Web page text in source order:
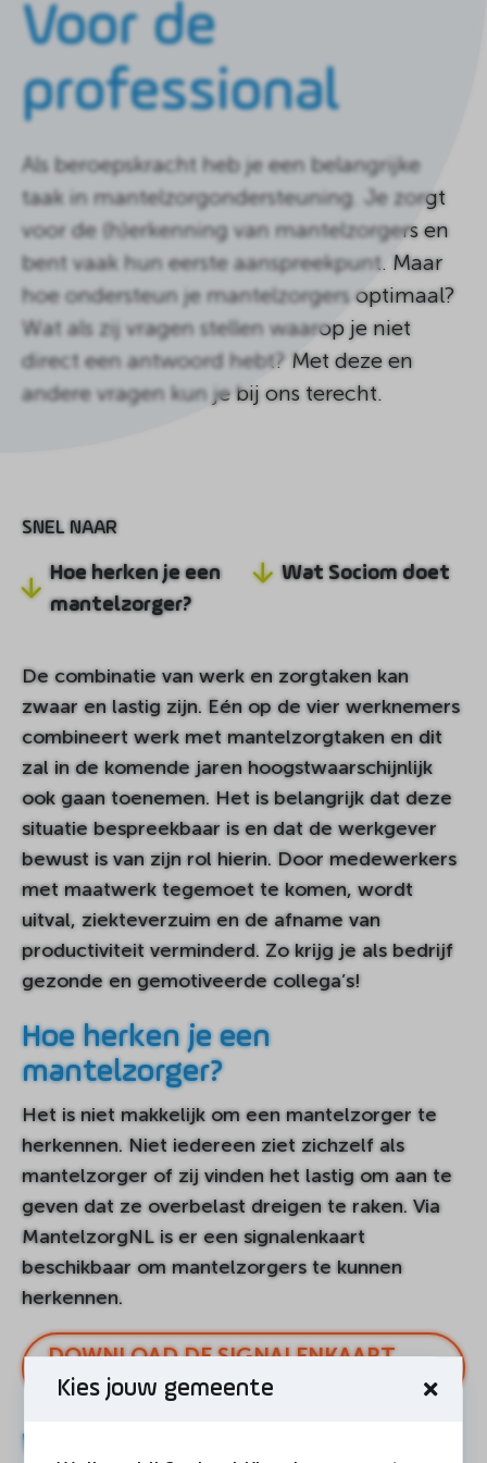
de
homepagina
Voor de
professional
Als beroepskracht heb je een belangrijke
taak in mantelzorgondersteuning. Je zorgt
voor de (h)erkenning van mantelzorgers en
bent vaak hun eerste aanspreekpunt. Maar
hoe ondersteun je mantelzorgers optimaal?
Wat als zij vragen stellen waarop je niet
direct een antwoord hebt? Met deze en
andere vragen kun je bij ons terecht.
SNEL NAAR
Hoe herken je een
mantelzorger?
Wat Sociom doet
De combinatie van werk en zorgtaken kan
zwaar en lastig zijn. Eén op de vier werknemers
combineert werk met mantelzorgtaken en dit
zal in de komende jaren hoogstwaarschijnlijk
ook gaan toenemen. Het is belangrijk dat deze
situatie bespreekbaar is en dat de werkgever
bewust is van zijn rol hierin. Door medewerkers
met maatwerk tegemoet te komen, wordt
uitval, ziekteverzuim en de afname van
productiviteit verminderd. Zo krijg je als bedrijf
gezonde en gemotiveerde collega’s!
Hoe herken je een
mantelzorger?
Het is niet makkelijk om een mantelzorger te
herkennen. Niet iedereen ziet zichzelf als
mantelzorger of zij vinden het lastig om aan te
geven dat ze overbelast dreigen te raken. Via
MantelzorgNL is er een signalenkaart
beschikbaar om mantelzorgers te kunnen
herkennen.
DOWNLOAD DE SIGNALENKAART
HIER
Wat Sociom doet
Kies jouw gemeente